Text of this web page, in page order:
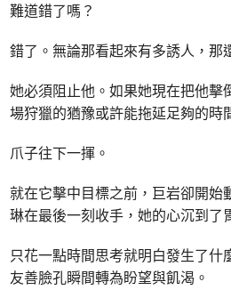
難道錯了嗎？
錯了。無論那看起來有多誘人，那
她必須阻止他。如果她現在把他擊
場狩獵的猶豫或許能拖延足夠的時
爪子往下一揮。
就在它擊中目標之前，巨岩卻開始
琳在最後一刻收手，她的心沉到了
只花一點時間思考就明白發生了什
友善臉孔瞬間轉為盼望與飢渴。